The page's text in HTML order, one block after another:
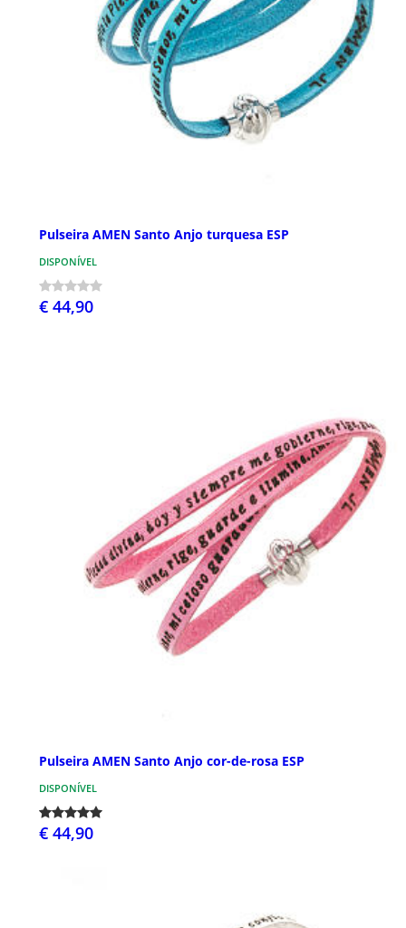
Pulseira AMEN Santo Anjo turquesa ESP
DISPONÍVEL
€ 44,90
Pulseira AMEN Santo Anjo cor-de-rosa ESP
DISPONÍVEL
€ 44,90